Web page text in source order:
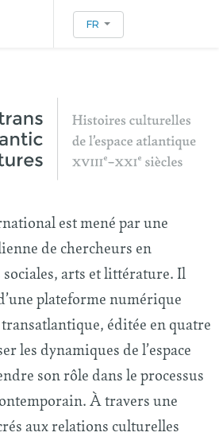
FR
est mené par une
de chercheurs en
sociales, arts et littérature. Il
plateforme numérique
éditée en quatre
les dynamiques de l’espace
son rôle dans le processus
À travers une
aux relations culturelles